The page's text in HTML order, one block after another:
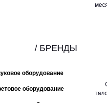
оборудование
оборудование
/ БРЕНДЫ